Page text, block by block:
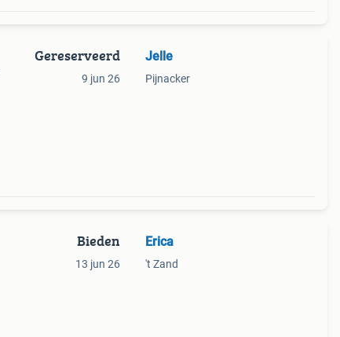
Gereserveerd
9 jun 26
Jelle
Pijnacker
Bieden
13 jun 26
Erica
't Zand